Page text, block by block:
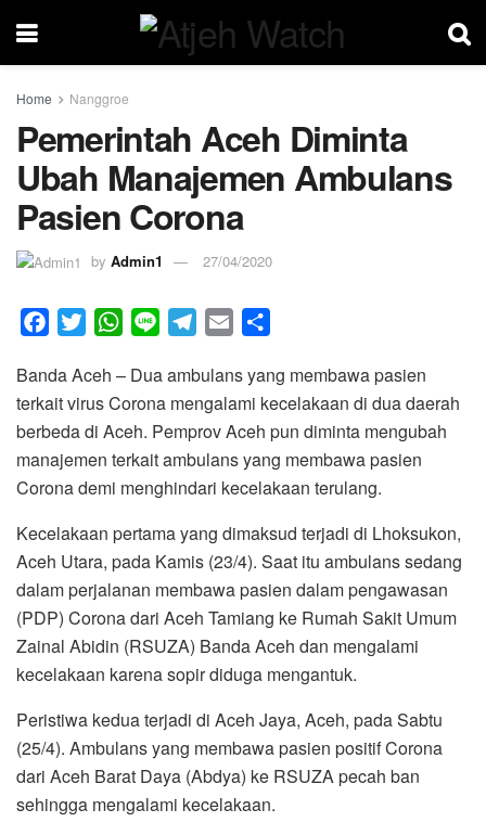
Home Nanggroe
Pemerintah Aceh Diminta
Ubah Manajemen Ambulans
Pasien Corona
by Admin1 27/04/2020
c
e
b
o
o
i
t
t
e
r
W
a
t
s
A
p
n
e
l
e
g
r
a
a
i
l
a
r
e
Banda Aceh – Dua ambulans yang membawa pasien
terkait virus Corona mengalami kecelakaan di dua daerah
berbeda di Aceh. Pemprov Aceh pun diminta mengubah
manajemen terkait ambulans yang membawa pasien
Corona demi menghindari kecelakaan terulang.
Kecelakaan pertama yang dimaksud terjadi di Lhoksukon,
Aceh Utara, pada Kamis (23/4). Saat itu ambulans sedang
dalam perjalanan membawa pasien dalam pengawasan
(PDP) Corona dari Aceh Tamiang ke Rumah Sakit Umum
Zainal Abidin (RSUZA) Banda Aceh dan mengalami
kecelakaan karena sopir diduga mengantuk.
Peristiwa kedua terjadi di Aceh Jaya, Aceh, pada Sabtu
(25/4). Ambulans yang membawa pasien positif Corona
dari Aceh Barat Daya (Abdya) ke RSUZA pecah ban
sehingga mengalami kecelakaan.